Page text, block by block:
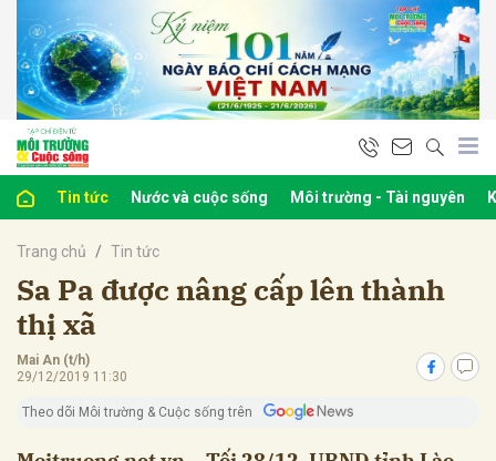
Tin tức Nước và cuộc sống Môi trường - Tài nguyên
Trang chủ Tin tức
Sa Pa được nâng cấp lên thành
thị xã
Mai An (t/h)
29/12/2019 11:30
Theo dõi Môi trường & Cuộc sống trên
luận